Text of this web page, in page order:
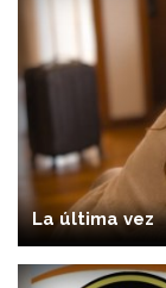
La última vez